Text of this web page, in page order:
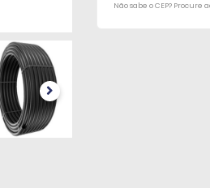
Não sabe o CEP? Procure